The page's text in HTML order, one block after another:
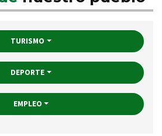
TURISMO
DEPORTE
EMPLEO